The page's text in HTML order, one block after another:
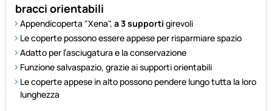
bracci orientabili
Appendicoperta "Xena", a 3 supporti girevoli
Le coperte possono essere appese per risparmiare spazio
Adatto per l’asciugatura e la conservazione
Funzione salvaspazio, grazie ai supporti orientabili
Le coperte appese in alto possono pendere lungo tutta la loro
lunghezza